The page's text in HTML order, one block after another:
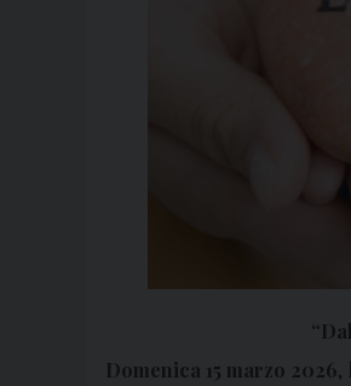
Domenica 15 marzo 2026,